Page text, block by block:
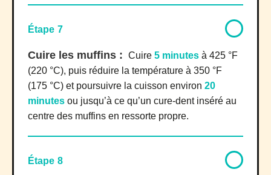
Étape 7
Cuire les muffins : Cuire 5 minutes à 425 °F
(220 °C), puis réduire la température à 350 °F
(175 °C) et poursuivre la cuisson environ 20
minutes ou jusqu’à ce qu’un cure-dent inséré au
centre des muffins en ressorte propre.
Étape 8